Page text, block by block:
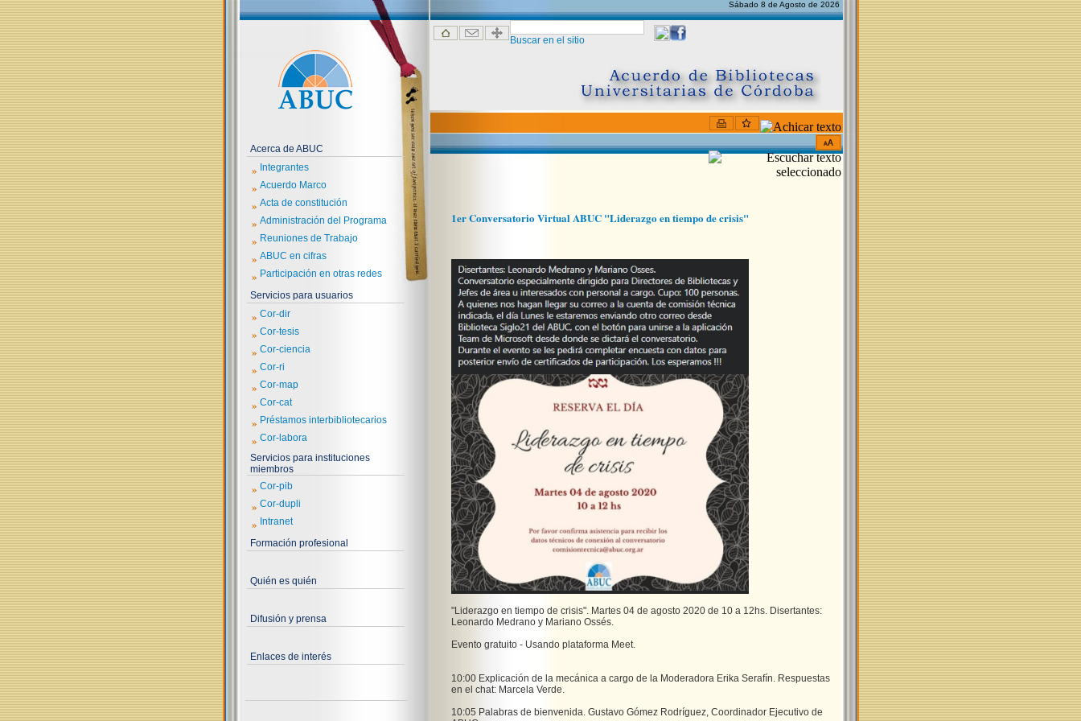
Acerca de ABUC
» Integrantes
» Acuerdo Marco
» Acta de constitución
» Administración del Programa
» Reuniones de Trabajo
» ABUC en cifras
» Participación en otras redes
Servicios para usuarios
» Cor-dir
» Cor-tesis
» Cor-ciencia
» Cor-ri
» Cor-map
» Cor-cat
» Préstamos interbibliotecarios
» Cor-labora
Servicios para instituciones
miembros
» Cor-pib
» Cor-dupli
» Intranet
Formación profesional
Quién es quién
Difusión y prensa
Enlaces de interés
Sábado 8 de Agosto de 2026
Buscar en el sitio
1er Conversatorio Virtual ABUC "Liderazgo en tiempo de crisis"
"Liderazgo en tiempo de crisis". Martes 04 de agosto 2020 de 10 a 12hs. Disertantes:
Leonardo Medrano y Mariano Ossés.
Evento gratuito - Usando plataforma Meet.
10:00 Explicación de la mecánica a cargo de la Moderadora Erika Serafín. Respuestas
en el chat: Marcela Verde.
10:05 Palabras de bienvenida. Gustavo Gómez Rodríguez, Coordinador Ejecutivo de